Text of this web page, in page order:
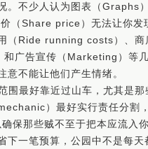
。不少人认为图表（Graphs
（Share price）无法让你
（Ride running costs）、
广告宣传（Marketing）等
意不能让他们产生情绪。
围最好靠近过山车，尤其是
）最好实行责任分割
保那些贼不至于把本应流入
下一笔预算，公园中不是每